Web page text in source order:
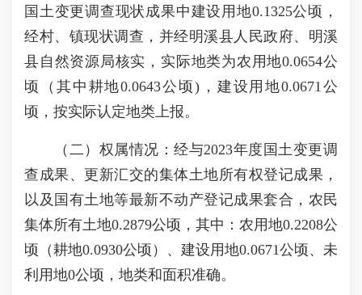
国土变更调查现状成果中建设用地0.1325公顷，
经村、镇现状调查，并经明溪县人民政府、明溪
县自然资源局核实，实际地类为农用地0.0654公
顷（其中耕地0.0643公顷)，建设用地0.0671公
顷，按实际认定地类上报。
（二）权属情况：经与2023年度国土变更调
查成果、更新汇交的集体土地所有权登记成果，
以及国有土地等最新不动产登记成果套合，农民
集体所有土地0.2879公顷，其中：农用地0.2208公
顷（耕地0.0930公顷）、建设用地0.0671公顷、未
利用地0公顷，地类和面积准确。